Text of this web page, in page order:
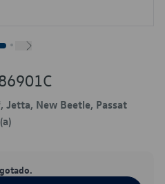
Jetta, New Beetle, Passat